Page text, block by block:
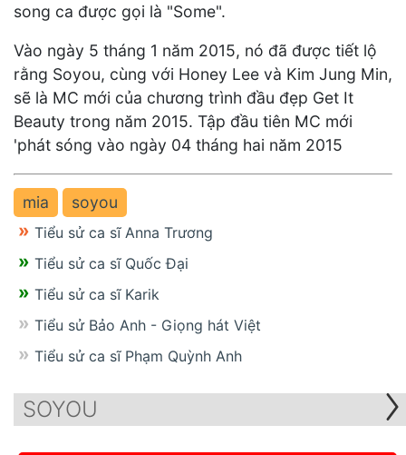
song ca được gọi là "Some".
Vào ngày 5 tháng 1 năm 2015, nó đã được tiết lộ
rằng Soyou, cùng với Honey Lee và Kim Jung Min,
sẽ là MC mới của chương trình đầu đẹp Get It
Beauty trong năm 2015. Tập đầu tiên MC mới
'phát sóng vào ngày 04 tháng hai năm 2015
mia soyou
Tiểu sử ca sĩ Anna Trương
Tiểu sử ca sĩ Quốc Đại
Tiểu sử ca sĩ Karik
Tiểu sử Bảo Anh - Giọng hát Việt
Tiểu sử ca sĩ Phạm Quỳnh Anh
SOYOU